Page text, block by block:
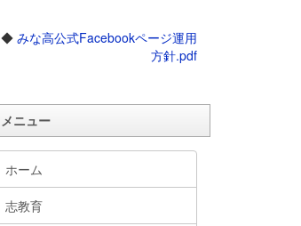
◆ みな高公式Facebookページ運用
方針.pdf
メニュー
ホーム
志教育